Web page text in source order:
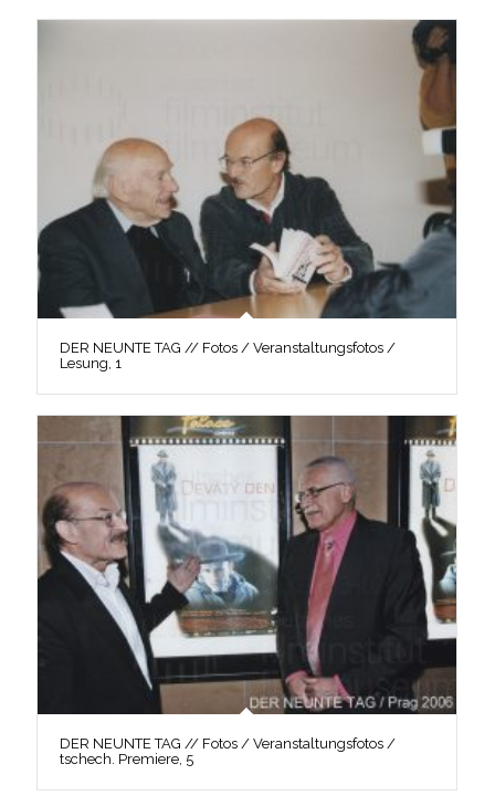
DER NEUNTE TAG // Fotos / Veranstaltungsfotos /
Lesung, 1
DER NEUNTE TAG // Fotos / Veranstaltungsfotos /
tschech. Premiere, 5